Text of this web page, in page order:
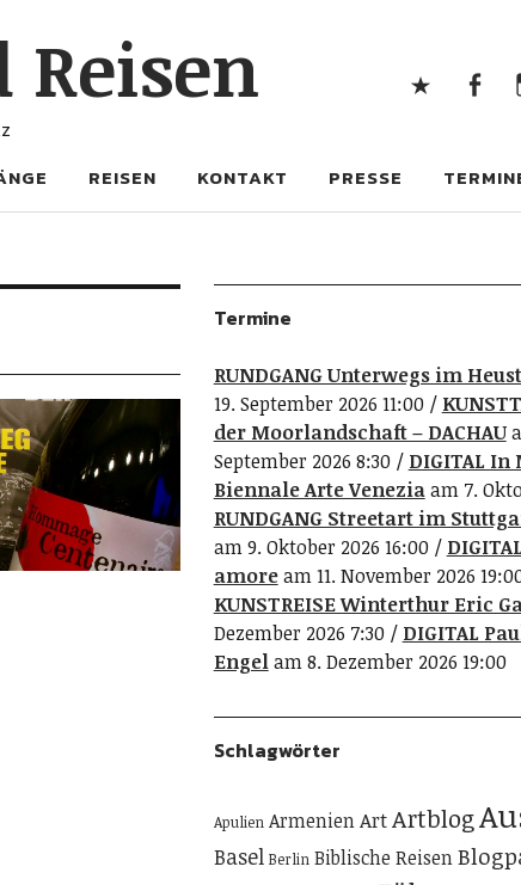
REISEN KONTAKT PRESSE
Termine
RUNDGANG Unterwegs im
19. September 2026 11:00
der Moorlandschaft – DACHAU
September 2026 8:30
DIGITAL In
Biennale Arte Veneziaam 7.
RUNDGANG Streetart im
am 9. Oktober 2026 16:00
amoream 11. November 2026
KUNSTREISE Winterthur Eric
Dezember 2026 7:30
DIGITAL
Engelam 8. Dezember 2026 19:00
Schlagwörter
Apulien ArmenienArtArtblog
Basel Berlin Biblische Reisen